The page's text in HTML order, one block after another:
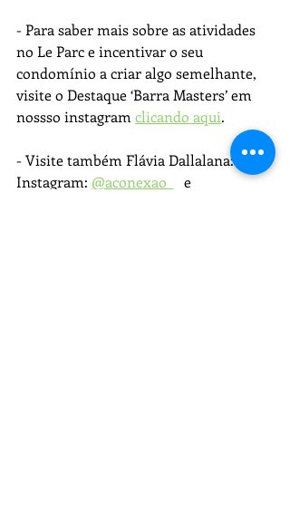
- Para saber mais sobre as atividades
no Le Parc e incentivar o seu
condomínio a criar algo semelhante,
visite o Destaque ‘Barra Masters’ em
nossso instagram clicando aqui.
- Visite também Flávia Dallalana:
Instagram: @aconexao_
   e